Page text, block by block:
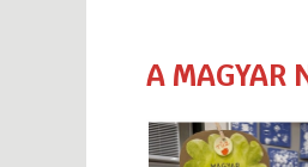
A MAGYAR